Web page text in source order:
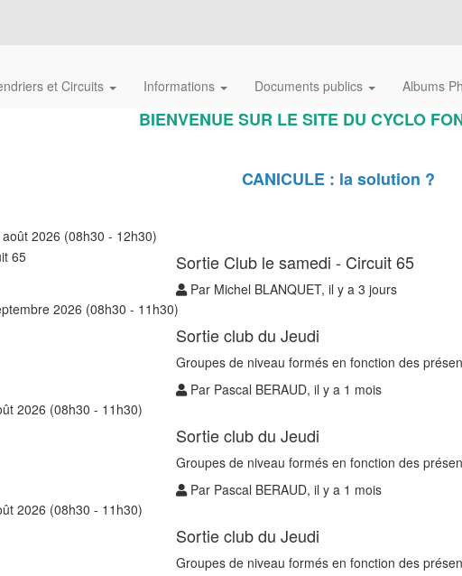
et Circuits Informations Documents publics Albums
BIENVENUE SUR LE SITE DU CYCLO
CANICULE : la solution ?
2026 (08h30 - 12h30)
Sortie Club le samedi - Circuit 65
Par Michel BLANQUET, il y a 3 jours
2026 (08h30 - 11h30)
Sortie club du Jeudi
Groupes de niveau formés en fonction des
Par Pascal BERAUD, il y a 1 mois
2026 (08h30 - 11h30)
Sortie club du Jeudi
Groupes de niveau formés en fonction des
Par Pascal BERAUD, il y a 1 mois
2026 (08h30 - 11h30)
Sortie club du Jeudi
Groupes de niveau formés en fonction des